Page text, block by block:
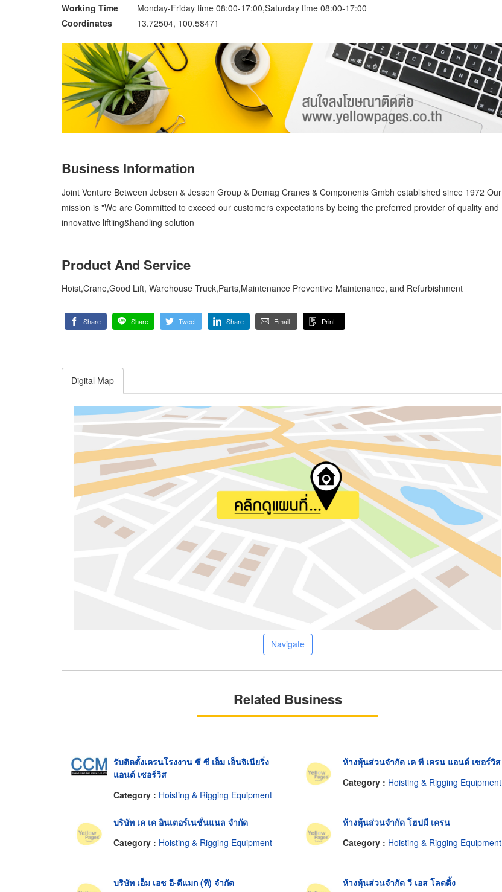
Working Time
Monday-Friday time 08:00-17:00,Saturday time 08:00-17:00
Coordinates
13.72504, 100.58471
Business Information
Joint Venture Between Jebsen & Jessen Group & Demag Cranes & Components Gmbh established since 1972 Our
mission is "We are Committed to exceed our customers expectations by being the preferred provider of quality and
innovative liftiing&handling solution
Product And Service
Hoist,Crane,Good Lift, Warehouse Truck,Parts,Maintenance Preventive Maintenance, and Refurbishment
Share Share Tweet Share Email Print
Digital Map
Navigate
Related Business
รับติดตั้งเครนโรงงาน ซี ซี เอ็ม เอ็นจิเนียริ่ง
แอนด์ เซอร์วิส
Category : Hoisting & Rigging Equipment
ห้างหุ้นส่วนจำกัด เค ที เครน แอนด์ เซอร์วิส
Category : Hoisting & Rigging Equipment
บริษัท เค เค อินเตอร์เนชั่นแนล จำกัด
Category : Hoisting & Rigging Equipment
ห้างหุ้นส่วนจำกัด โฮปมี เครน
Category : Hoisting & Rigging Equipment
บริษัท เอ็ม เอช อี-ดีแมก (ที) จำกัด
ห้างหุ้นส่วนจำกัด วี เอส โลดดิ้ง